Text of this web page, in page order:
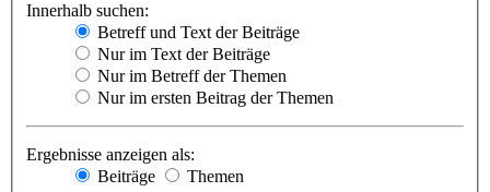
Innerhalb suchen:
Betreff und Text der Beiträge
Nur im Text der Beiträge
Nur im Betreff der Themen
Nur im ersten Beitrag der Themen
Ergebnisse anzeigen als:
Beiträge
Themen